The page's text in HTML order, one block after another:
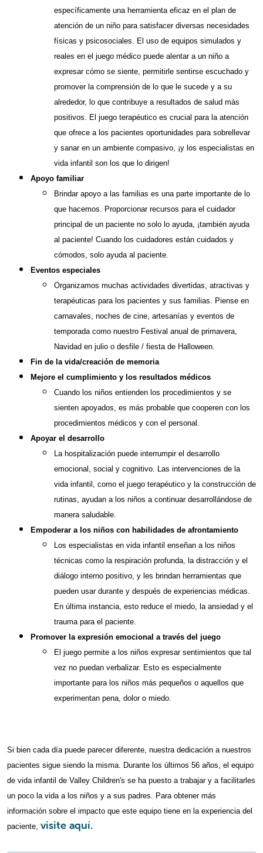
específicamente una herramienta eficaz en el plan de
atención de un niño para satisfacer diversas necesidades
físicas y psicosociales. El uso de equipos simulados y
reales en el juego médico puede alentar a un niño a
expresar cómo se siente, permitirle sentirse escuchado y
promover la comprensión de lo que le sucede y a su
alrededor, lo que contribuye a resultados de salud más
positivos. El juego terapéutico es crucial para la atención
que ofrece a los pacientes oportunidades para sobrellevar
y sanar en un ambiente compasivo, ¡y los especialistas en
vida infantil son los que lo dirigen!
Apoyo familiar
Brindar apoyo a las familias es una parte importante de lo
que hacemos. Proporcionar recursos para el cuidador
principal de un paciente no solo lo ayuda, ¡también ayuda
al paciente! Cuando los cuidadores están cuidados y
cómodos, solo ayuda al paciente.
Eventos especiales
Organizamos muchas actividades divertidas, atractivas y
terapéuticas para los pacientes y sus familias. Piense en
carnavales, noches de cine, artesanías y eventos de
temporada como nuestro Festival anual de primavera,
Navidad en julio o desfile / fiesta de Halloween.
Fin de la vida/creación de memoria
Mejore el cumplimiento y los resultados médicos
Cuando los niños entienden los procedimientos y se
sienten apoyados, es más probable que cooperen con los
procedimientos médicos y con el personal.
Apoyar el desarrollo
La hospitalización puede interrumpir el desarrollo
emocional, social y cognitivo. Las intervenciones de la
vida infantil, como el juego terapéutico y la construcción de
rutinas, ayudan a los niños a continuar desarrollándose de
manera saludable.
Empoderar a los niños con habilidades de afrontamiento
Los especialistas en vida infantil enseñan a los niños
técnicas como la respiración profunda, la distracción y el
diálogo interno positivo, y les brindan herramientas que
pueden usar durante y después de experiencias médicas.
En última instancia, esto reduce el miedo, la ansiedad y el
trauma para el paciente.
Promover la expresión emocional a través del juego
El juego permite a los niños expresar sentimientos que tal
vez no puedan verbalizar. Esto es especialmente
importante para los niños más pequeños o aquellos que
experimentan pena, dolor o miedo.
Si bien cada día puede parecer diferente, nuestra dedicación a nuestros
pacientes sigue siendo la misma. Durante los últimos 56 años, el equipo
de vida infantil de Valley Children's se ha puesto a trabajar y a facilitarles
un poco la vida a los niños y a sus padres. Para obtener más
información sobre el impacto que este equipo tiene en la experiencia del
paciente, visite aquí.